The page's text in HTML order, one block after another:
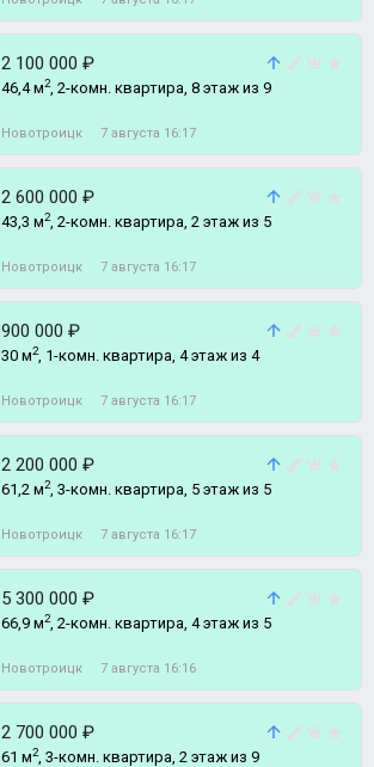
2 100 000 ₽
46,4 м2, 2-комн. квартира, 8 этаж из 9
Новотроицк 7 августа 16:17
2 600 000 ₽
43,3 м2, 2-комн. квартира, 2 этаж из 5
Новотроицк 7 августа 16:17
900 000 ₽
30 м2, 1-комн. квартира, 4 этаж из 4
Новотроицк 7 августа 16:17
2 200 000 ₽
61,2 м2, 3-комн. квартира, 5 этаж из 5
Новотроицк 7 августа 16:17
5 300 000 ₽
66,9 м2, 2-комн. квартира, 4 этаж из 5
Новотроицк 7 августа 16:16
2 700 000 ₽
61 м2, 3-комн. квартира, 2 этаж из 9